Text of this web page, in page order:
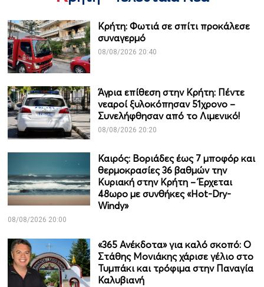
Κρήτη: Φωτιά σε σπίτι προκάλεσε
συναγερμό
08/08/2026 20:40
Άγρια επίθεση στην Κρήτη: Πέντε
νεαροί ξυλοκόπησαν 51χρονο –
Συνελήφθησαν από το Λιμενικό!
08/08/2026 20:20
Καιρός: Βοριάδες έως 7 μποφόρ και
θερμοκρασίες 36 βαθμών την
Κυριακή στην Κρήτη – Έρχεται
48ωρο με συνθήκες «Hot-Dry-
Windy»
08/08/2026 20:00
«365 Ανέκδοτα» για καλό σκοπό: Ο
Στάθης Μονιάκης χάρισε γέλιο στο
Τυμπάκι και τρόφιμα στην Παναγία
Καλυβιανή